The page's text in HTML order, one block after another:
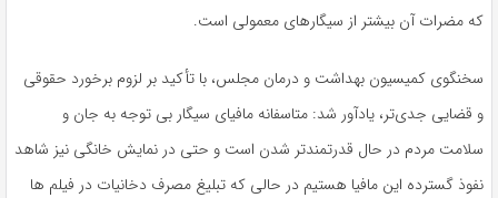
که مضرات آن بیشتر از سیگارهای معمولی است.
سخنگوی کمیسیون بهداشت و درمان مجلس، با تأکید بر لزوم برخورد حقوقی
و قضایی جدی‌تر، یادآور شد: متاسفانه مافیای سیگار بی توجه به جان و
سلامت مردم در حال قدرتمندتر شدن است و حتی در نمایش خانگی نیز شاهد
نفوذ گسترده این مافیا هستیم در حالی که تبلیغ مصرف دخانیات در فیلم ها